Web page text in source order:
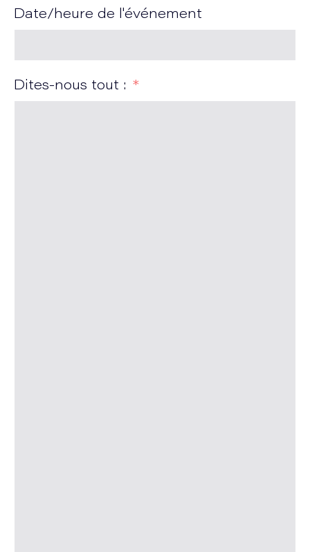
Date/heure de l'événement
Dites-nous tout :